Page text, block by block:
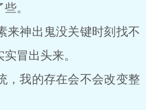
。
神出鬼没关键时刻找不
冒出头来。
我的存在会不会改变整